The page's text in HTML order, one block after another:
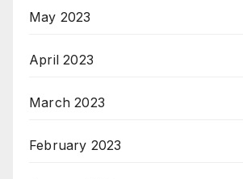
May 2023
April 2023
March 2023
February 2023